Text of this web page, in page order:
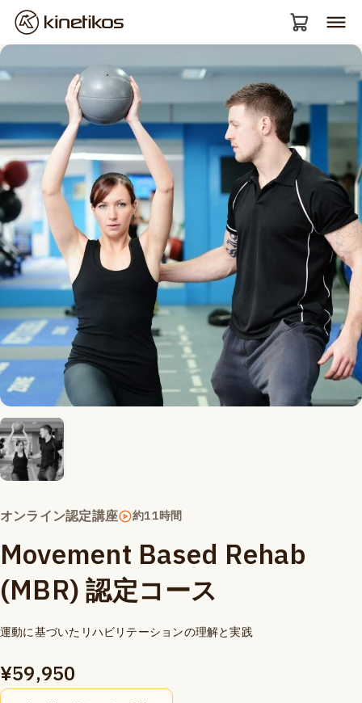
オンライン認定講座 約11時間
Movement Based Rehab
(MBR) 認定コース
運動に基づいたリハビリテーションの理解と実践
¥59,950